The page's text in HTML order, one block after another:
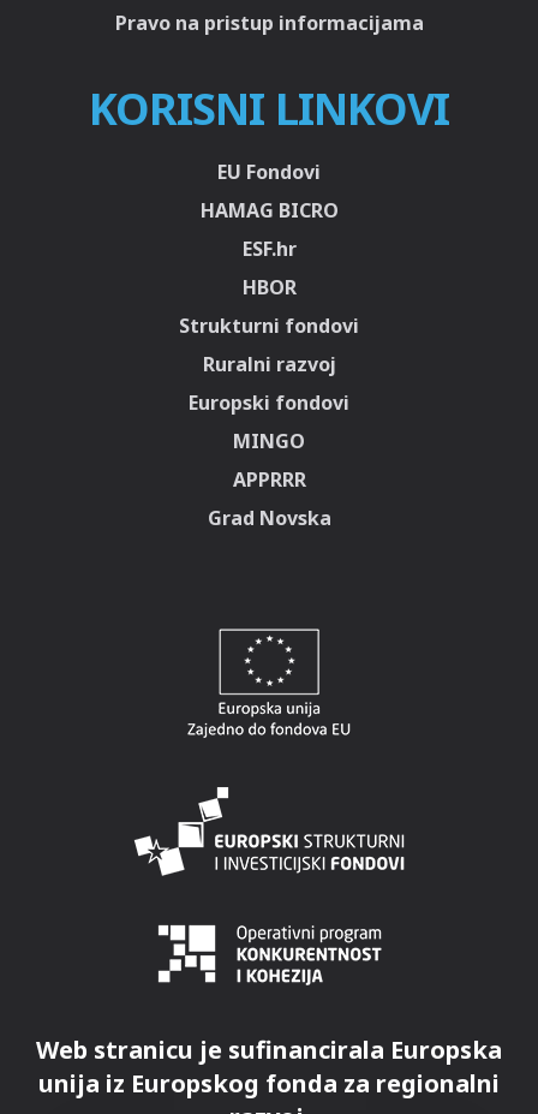
Pravo na pristup informacijama
KORISNI LINKOVI
EU Fondovi
HAMAG BICRO
ESF.hr
HBOR
Strukturni fondovi
Ruralni razvoj
Europski fondovi
MINGO
APPRRR
Grad Novska
Web stranicu je sufinancirala Europska
unija iz Europskog fonda za regionalni